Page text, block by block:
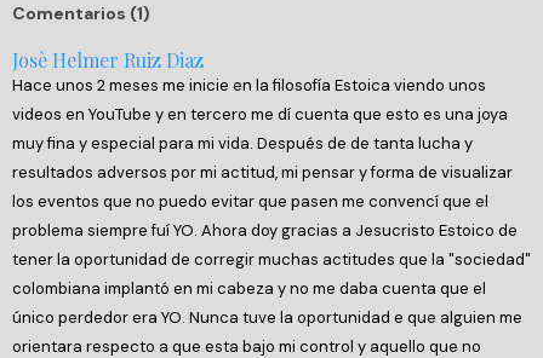
Comentarios (1)
Josè Helmer Ruiz Diaz
Hace unos 2 meses me inicie en la filosofía Estoica viendo unos
videos en YouTube y en tercero me dí cuenta que esto es una joya
muy fina y especial para mi vida. Después de de tanta lucha y
resultados adversos por mi actitud, mi pensar y forma de visualizar
los eventos que no puedo evitar que pasen me convencí que el
problema siempre fuí YO. Ahora doy gracias a Jesucristo Estoico de
tener la oportunidad de corregir muchas actitudes que la "sociedad"
colombiana implantó en mi cabeza y no me daba cuenta que el
único perdedor era YO. Nunca tuve la oportunidad e que alguien me
orientara respecto a que esta bajo mi control y aquello que no